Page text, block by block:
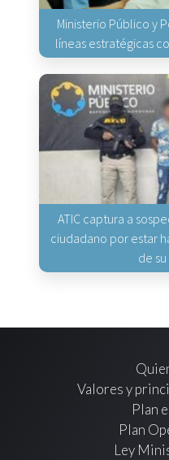
Ministerio Público y
líneas estratégicas
ATIC captura a
ciudadano por estar
de
Valores y
Plan
Plan
Ley